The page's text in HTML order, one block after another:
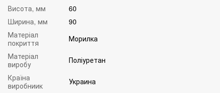
Висота, мм
60
Ширина, мм
90
Матеріал
покриття
Морилка
Матеріал
виробу
Поліуретан
Країна
виробниик
Украина